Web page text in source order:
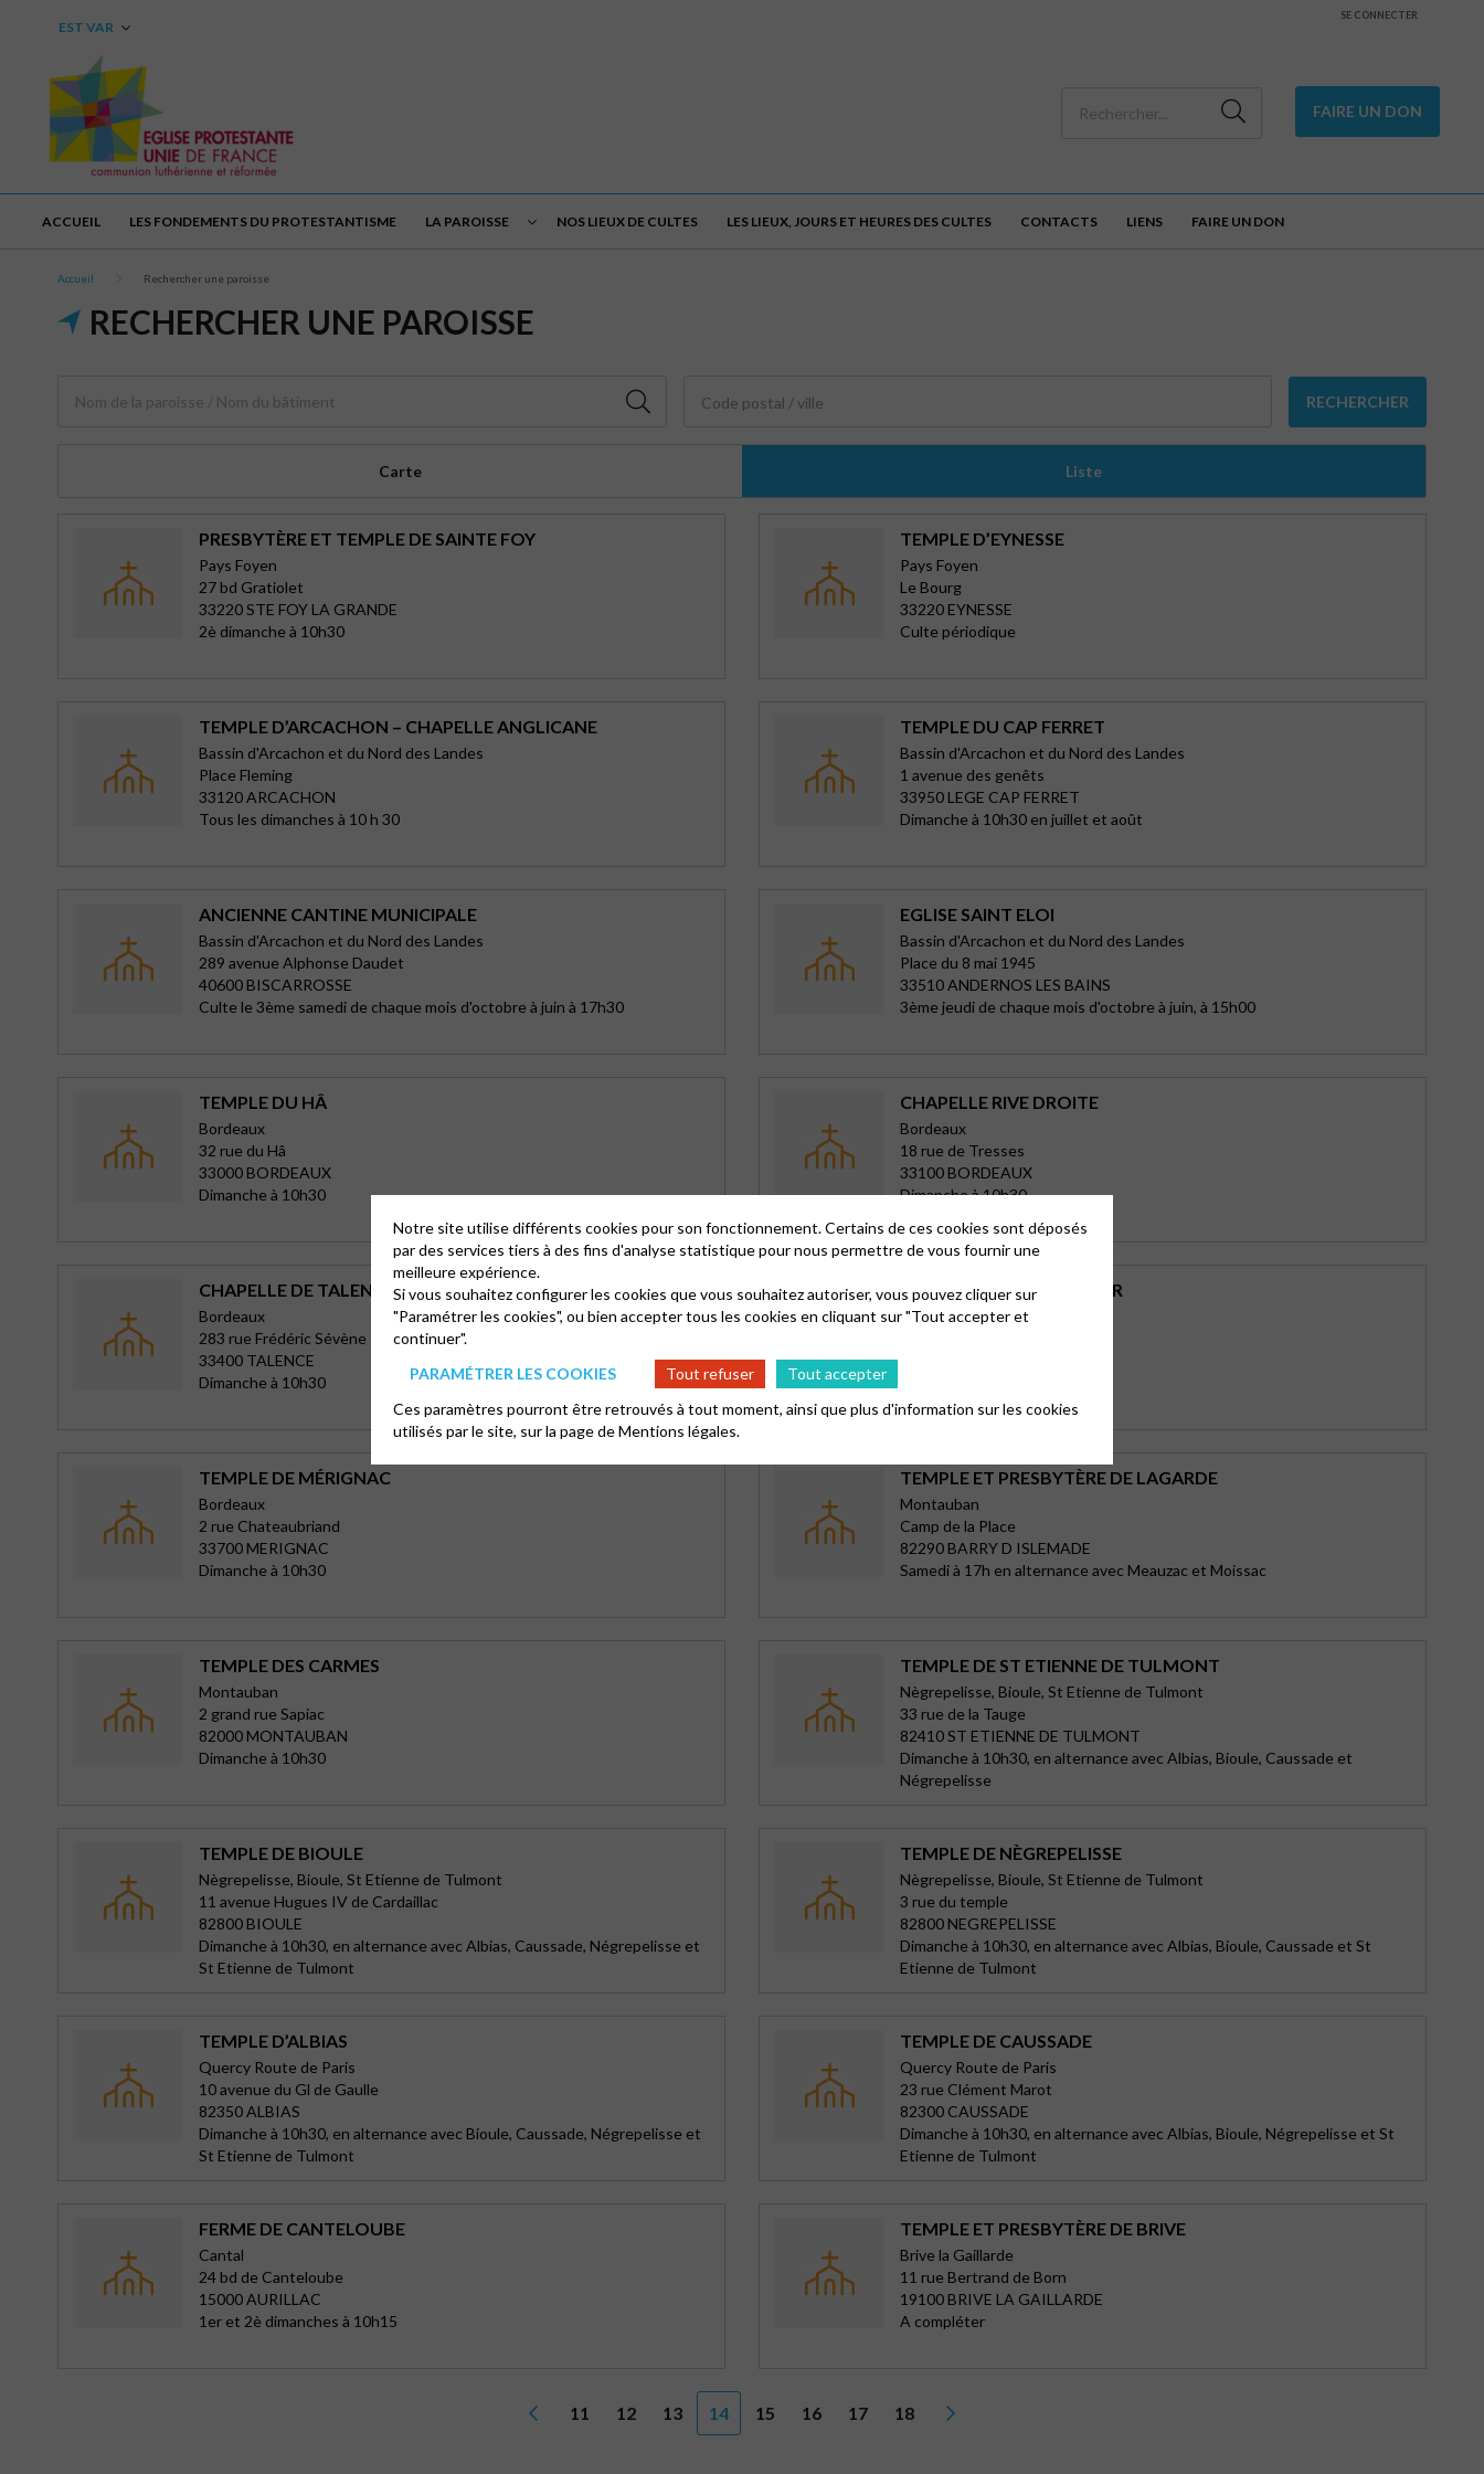
EST VAR
SE CONNECTER
FAIRE UN DON
ACCUEIL LES FONDEMENTS DU PROTESTANTISME LA PAROISSE NOS LIEUX DE CULTES LES LIEUX, JOURS ET HEURES DES CULTES CONTACTS LIENS FAIRE UN DON
Accueil Rechercher une paroisse
RECHERCHER UNE PAROISSE
Code postal / ville RECHERCHER
Carte Liste
PRESBYTÈRE ET TEMPLE DE SAINTE FOY
Pays Foyen
27 bd Gratiolet
33220 STE FOY LA GRANDE
2è dimanche à 10h30
TEMPLE D’EYNESSE
Pays Foyen
Le Bourg
33220 EYNESSE
Culte périodique
TEMPLE D’ARCACHON – CHAPELLE ANGLICANE
Bassin d'Arcachon et du Nord des Landes
Place Fleming
33120 ARCACHON
Tous les dimanches à 10 h 30
TEMPLE DU CAP FERRET
Bassin d'Arcachon et du Nord des Landes
1 avenue des genêts
33950 LEGE CAP FERRET
Dimanche à 10h30 en juillet et août
ANCIENNE CANTINE MUNICIPALE
Bassin d'Arcachon et du Nord des Landes
289 avenue Alphonse Daudet
40600 BISCARROSSE
Culte le 3ème samedi de chaque mois d'octobre à juin à 17h30
EGLISE SAINT ELOI
Bassin d'Arcachon et du Nord des Landes
Place du 8 mai 1945
33510 ANDERNOS LES BAINS
3ème jeudi de chaque mois d'octobre à juin, à 15h00
TEMPLE DU HÂ
Bordeaux
32 rue du Hâ
33000 BORDEAUX
Dimanche à 10h30
CHAPELLE RIVE DROITE
Bordeaux
18 rue de Tresses
33100 BORDEAUX
Dimanche à 10h30
CHAPELLE DE TALENCE
Bordeaux
283 rue Frédéric Sévène
33400 TALENCE
Dimanche à 10h30
TEMPLE DE SOULAC / MER
Bordeaux
TEMPLE DE MÉRIGNAC
Bordeaux
2 rue Chateaubriand
33700 MERIGNAC
Dimanche à 10h30
TEMPLE ET PRESBYTÈRE DE LAGARDE
Montauban
Camp de la Place
82290 BARRY D ISLEMADE
Samedi à 17h en alternance avec Meauzac et Moissac
TEMPLE DES CARMES
Montauban
2 grand rue Sapiac
82000 MONTAUBAN
Dimanche à 10h30
TEMPLE DE ST ETIENNE DE TULMONT
Nègrepelisse, Bioule, St Etienne de Tulmont
33 rue de la Tauge
82410 ST ETIENNE DE TULMONT
Dimanche à 10h30, en alternance avec Albias, Bioule, Caussade et
Négrepelisse
TEMPLE DE BIOULE
Nègrepelisse, Bioule, St Etienne de Tulmont
11 avenue Hugues IV de Cardaillac
82800 BIOULE
Dimanche à 10h30, en alternance avec Albias, Caussade, Négrepelisse et
St Etienne de Tulmont
TEMPLE DE NÈGREPELISSE
Nègrepelisse, Bioule, St Etienne de Tulmont
3 rue du temple
82800 NEGREPELISSE
Dimanche à 10h30, en alternance avec Albias, Bioule, Caussade et St
Etienne de Tulmont
TEMPLE D’ALBIAS
Quercy Route de Paris
10 avenue du Gl de Gaulle
82350 ALBIAS
Dimanche à 10h30, en alternance avec Bioule, Caussade, Négrepelisse et
St Etienne de Tulmont
TEMPLE DE CAUSSADE
Quercy Route de Paris
23 rue Clément Marot
82300 CAUSSADE
Dimanche à 10h30, en alternance avec Albias, Bioule, Négrepelisse et St
Etienne de Tulmont
FERME DE CANTELOUBE
Cantal
24 bd de Canteloube
15000 AURILLAC
1er et 2è dimanches à 10h15
TEMPLE ET PRESBYTÈRE DE BRIVE
Brive la Gaillarde
11 rue Bertrand de Born
19100 BRIVE LA GAILLARDE
A compléter
11 12 13 14 15 16 17 18
Notre site utilise différents cookies pour son fonctionnement. Certains de ces cookies sont déposés
par des services tiers à des fins d'analyse statistique pour nous permettre de vous fournir une
meilleure expérience.
Si vous souhaitez configurer les cookies que vous souhaitez autoriser, vous pouvez cliquer sur
"Paramétrer les cookies", ou bien accepter tous les cookies en cliquant sur "Tout accepter et
continuer".
PARAMÉTRER LES COOKIES
Tout refuser
Tout accepter
Ces paramètres pourront être retrouvés à tout moment, ainsi que plus d'information sur les cookies
utilisés par le site, sur la page deMentions légales.